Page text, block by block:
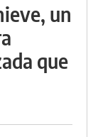
un
que